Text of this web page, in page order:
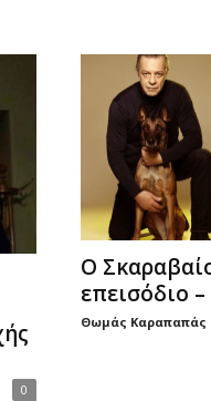
0
Ο
επεισόδιο
Θωμάς Καραπαπάς